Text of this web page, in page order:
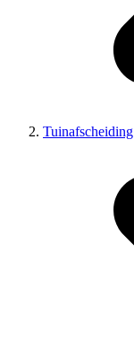
Tuinafscheiding